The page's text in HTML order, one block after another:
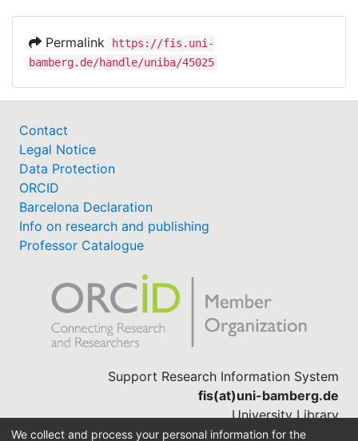
Permalink
https://fis.uni-
bamberg.de/handle/uniba/45025
Contact
Legal Notice
Data Protection
ORCID
Barcelona Declaration
Info on research and publishing
Professor Catalogue
Support Research Information System
fis(at)uni-bamberg.de
University Library
(0951) 863-1568
We collect and process your personal information for the